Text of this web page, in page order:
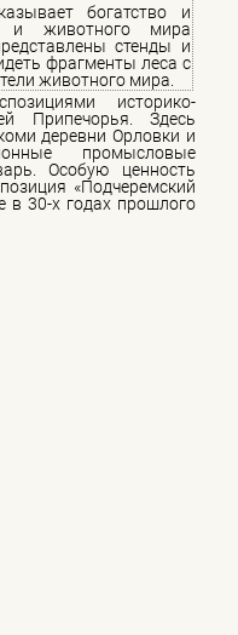
богатство и
и животного мира
стенды и
фрагменты леса с
животного мира.
историко-
Припечорья. Здесь
деревни Орловки и
промысловые
Особую ценность
«Подчеремский
в 30-х годах прошлого